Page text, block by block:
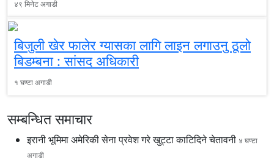
४९ मिनेट अगाडी
बिजुली खेर फालेर ग्यासका लागि लाइन लगाउनु ठूलो
बिडम्बना : सांसद अधिकारी
१ घण्टा अगाडी
सम्बन्धित समाचार
इरानी भूमिमा अमेरिकी सेना प्रवेश गरे खुट्टा काटिदिने चेतावनी ४ घण्टा
अगाडी